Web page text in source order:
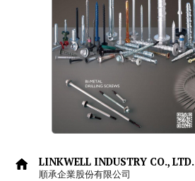
LINKWELL INDUSTRY CO., LTD.
順承企業股份有限公司